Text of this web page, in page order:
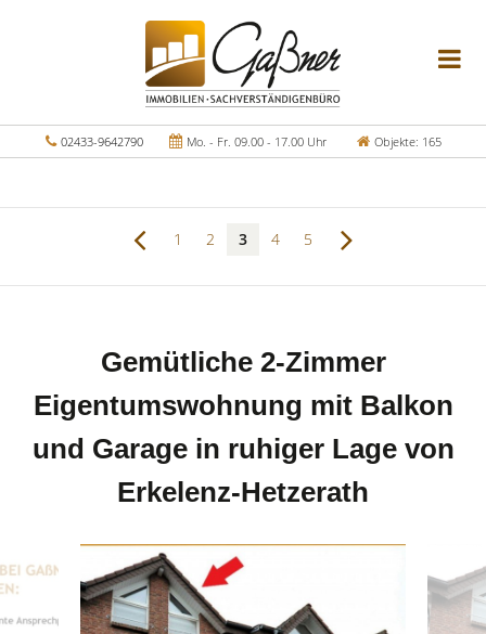
02433-9642790 Mo. - Fr. 09.00 - 17.00 Uhr Objekte: 165
1 2 3 4 5
Gemütliche 2-Zimmer
Eigentumswohnung mit Balkon
und Garage in ruhiger Lage von
Erkelenz-Hetzerath